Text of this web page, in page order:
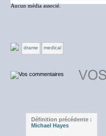
Aucun média associé.
drame medical
Définition précédente :
Michael Hayes